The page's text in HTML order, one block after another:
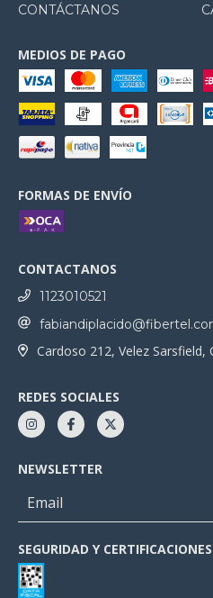
CONTÁCTANOS
MEDIOS DE PAGO
FORMAS DE ENVÍO
CONTACTANOS
1123010521
Cardoso 212, Velez Sarsfield,
REDES SOCIALES
NEWSLETTER
SEGURIDAD Y CERTIFICACIONES